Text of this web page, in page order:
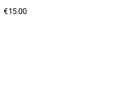
€15.00